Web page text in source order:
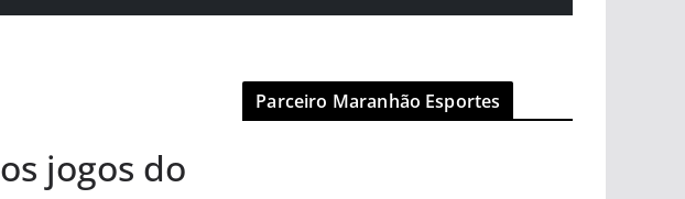
jogos do
Parceiro Maranhão Esportes